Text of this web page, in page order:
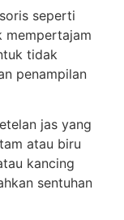
seperti
mempertajam
tidak
penampilan
jas yang
atau biru
kancing
sentuhan